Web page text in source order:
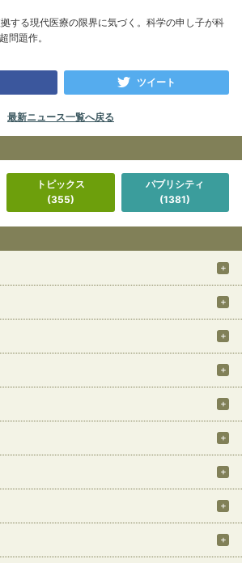
する現代医療の限界に気づく。科学の申し子が科
問題作。
ツイート
最新ニュース一覧へ戻る
トピックス
(355)
パブリシティ
(1381)